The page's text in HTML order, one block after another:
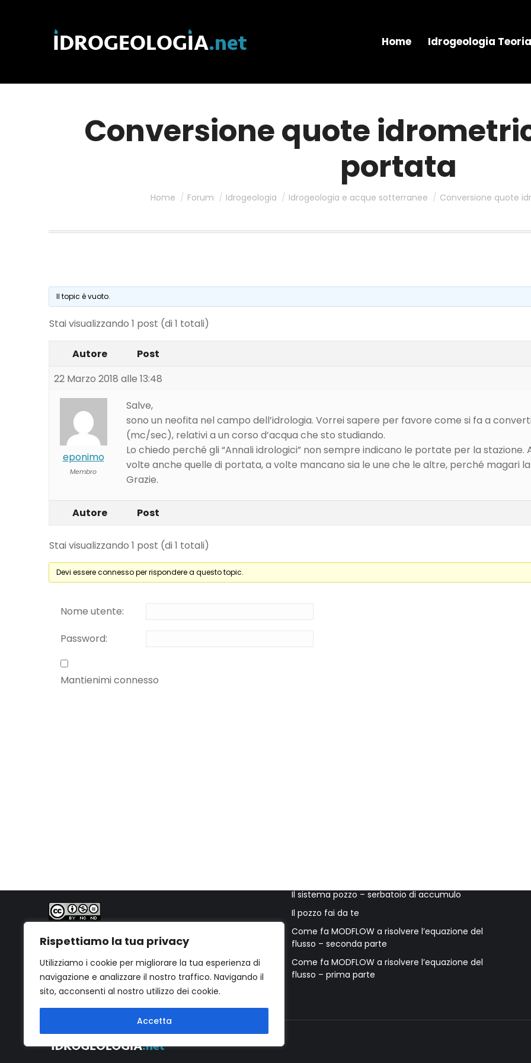
Rispettiamo la tua privacy
Utilizziamo i cookie per migliorare la tua esperienza di
navigazione e analizzare il nostro traffico. Navigando il
sito, acconsenti al nostro utilizzo dei cookie.
Accetta
Home Idrogeologia Teoria
Conversione quote
portata
Home Forum Idrogeologia Idrogeologia e acque sotterranee Conversione quote
Il topic è vuoto.
Stai visualizzando 1 post (di 1 totali)
Autore
Post
22 Marzo 2018 alle 13:48
eponimo
Membro
Salve,
sono un neofita nel campo dell’idrologia. Vorrei sapere per favore come si fa a
(mc/sec), relativi a un corso d’acqua che sto studiando.
Lo chiedo perché gli “Annali idrologici” non sempre indicano le portate per la
volte anche quelle di portata, a volte mancano sia le une che le altre, perché magari
Grazie.
Autore Post
Stai visualizzando 1 post (di 1 totali)
Devi essere connesso per rispondere a questo topic.
Nome utente:
Password:
Mantienimi connesso
Commons Attribuzione - Non commerciale - Non
Il sistema pozzo – serbatoio di accumulo
Il pozzo fai da te
Come fa MODFLOW a risolvere l’equazione del
flusso – seconda parte
Come fa MODFLOW a risolvere l’equazione del
flusso – prima parte